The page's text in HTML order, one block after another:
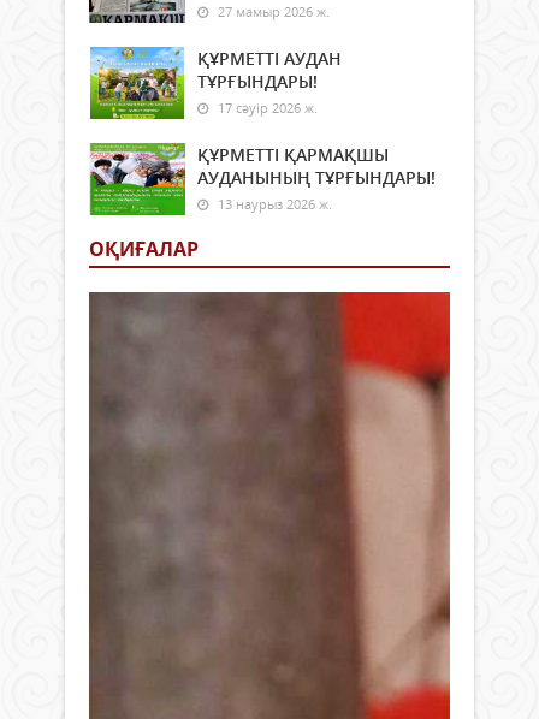
27 мамыр 2026 ж.
ҚҰРМЕТТІ АУДАН
ТҰРҒЫНДАРЫ!
17 сәуір 2026 ж.
ҚҰРМЕТТІ ҚАРМАҚШЫ
АУДАНЫНЫҢ ТҰРҒЫНДАРЫ!
13 наурыз 2026 ж.
ОҚИҒАЛАР